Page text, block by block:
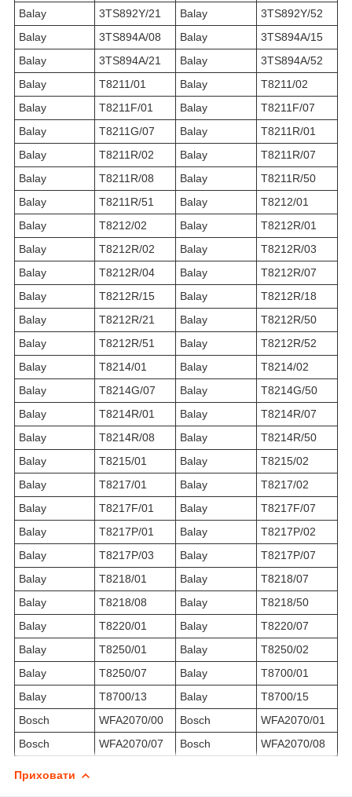
Balay 3TS892Y/21 Balay
3TS892Y/52
Balay
3TS894A/08 Balay
3TS894A/15
Balay
3TS894A/21 Balay
3TS894A/52
Balay
T8211/01 Balay
T8211/02
Balay
T8211F/01 Balay
T8211F/07
Balay
T8211G/07 Balay
T8211R/01
Balay
T8211R/02 Balay
T8211R/07
Balay
T8211R/08 Balay
T8211R/50
Balay
T8211R/51 Balay
T8212/01
Balay
T8212/02 Balay
T8212R/01
Balay
T8212R/02 Balay
T8212R/03
Balay
T8212R/04 Balay
T8212R/07
Balay
T8212R/15 Balay
T8212R/18
Balay
T8212R/21 Balay
T8212R/50
Balay
T8212R/51 Balay
T8212R/52
Balay
T8214/01 Balay
T8214/02
Balay
T8214G/07 Balay
T8214G/50
Balay
T8214R/01 Balay
T8214R/07
Balay
T8214R/08 Balay
T8214R/50
Balay
T8215/01 Balay
T8215/02
Balay
T8217/01 Balay
T8217/02
Balay
T8217F/01 Balay
T8217F/07
Balay
T8217P/01 Balay
T8217P/02
Balay
T8217P/03 Balay
T8217P/07
Balay
T8218/01 Balay
T8218/07
Balay
T8218/08 Balay
T8218/50
Balay
T8220/01 Balay
T8220/07
Balay
T8250/01 Balay
T8250/02
Balay
T8250/07 Balay
T8700/01
Balay
T8700/13 Balay
T8700/15
Bosch
WFA2070/00 Bosch
WFA2070/01
Bosch
WFA2070/07 Bosch WFA2070/08
Приховати